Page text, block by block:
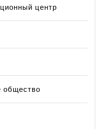
центр
общество